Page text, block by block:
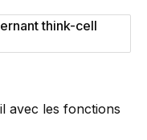
think-cell
avec les fonctions